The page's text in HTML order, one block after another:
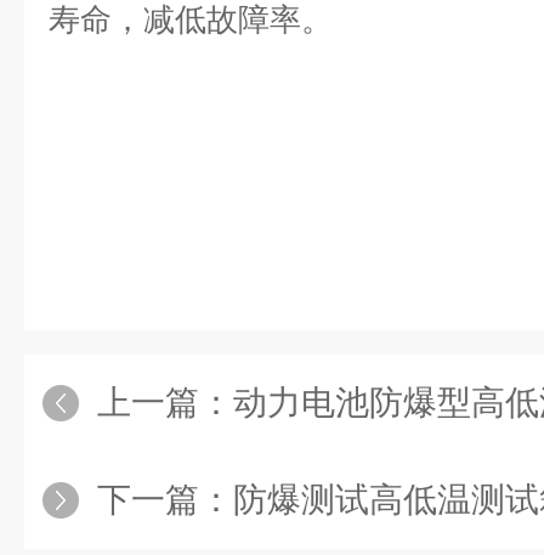
寿命，减低故障率。
上一篇： 动力电池防爆型高
下一篇： 防爆测试高低温测